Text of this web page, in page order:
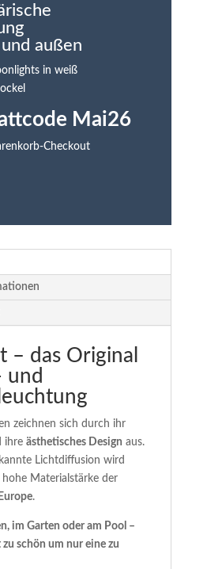
außen
in weiß
Mai26
Checkout
– das Original
und
zeichnen sich durch ihr
ihre ästhetisches Design aus.
Lichtdiffusion wird
Materialstärke der
.
im Garten oder am Pool –
schön um nur eine zu